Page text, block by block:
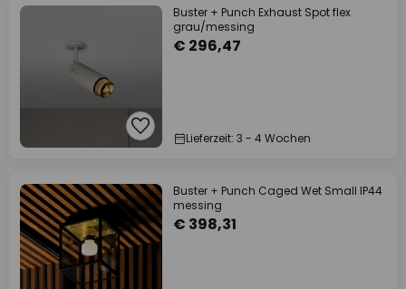
Buster + Punch Exhaust Spot flex
grau/messing
€ 296,47
Lieferzeit: 3 - 4 Wochen
Buster + Punch Caged Wet Small IP44
messing
€ 398,31